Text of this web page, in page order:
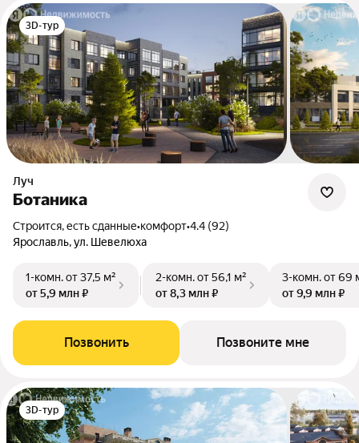
3D-тур
Луч
Ботаника
Строится, есть сданные•комфорт•4.4 (92)
Ярославль, ул. Шевелюха
1-комн.от 37,5 м²
от 5,9 млн ₽
2-комн.от 56,1 м²
от 8,3 млн ₽
3-комн.от 69
от 9,9 млн ₽
Позвонить Позвоните мне
3D-тур